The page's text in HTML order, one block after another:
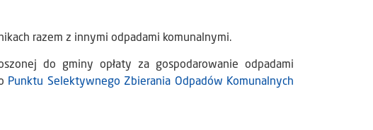
razem z innymi odpadami komunalnymi.
do gminy opłaty za gospodarowanie odpadami
Punktu Selektywnego Zbierania Odpadów Komunalnych